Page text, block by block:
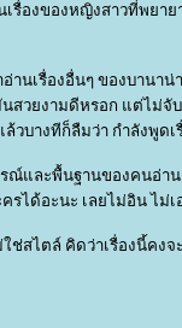
เรื่องของหญิงสาวที่พยา
นเรื่องอื่นๆ ของบานาน่
สวยงามดีหรอก แต่ไม่จั
วบางทีก็ลืมว่า กำลังพูดเ
ณ์และพื้นฐานของคนอ่าน
ได้อะนะ เลยไม่อิน ไม่
ช่สไตล์ คิดว่าเรื่องนี้คง